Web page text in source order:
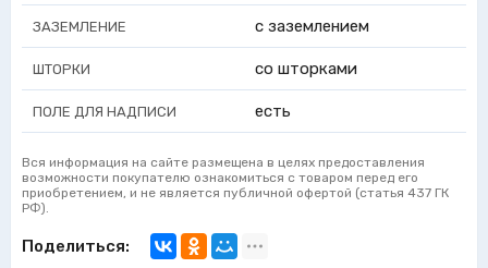
ЗАЗЕМЛЕНИЕ с заземлением
ШТОРКИ со шторками
ПОЛЕ ДЛЯ НАДПИСИ есть
Вся информация на сайте размещена в целях предоставления
возможности покупателю ознакомиться с товаром перед его
приобретением, и не является публичной офертой (статья 437 ГК
РФ).
Поделиться: